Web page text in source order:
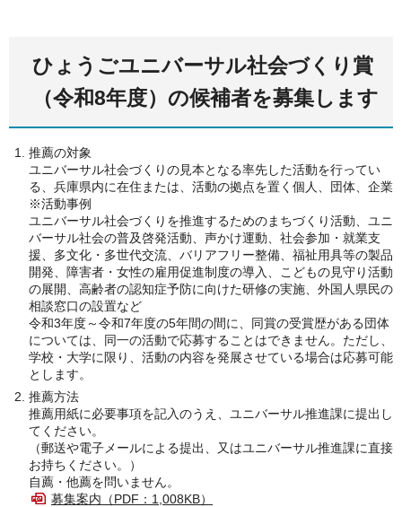
ひょうごユニバーサル社会づくり賞
（令和8年度）の候補者を募集します
推薦の対象
ユニバーサル社会づくりの見本となる率先した活動を行ってい
る、兵庫県内に在住または、活動の拠点を置く個人、団体、企業
※活動事例
ユニバーサル社会づくりを推進するためのまちづくり活動、ユニ
バーサル社会の普及啓発活動、声かけ運動、社会参加・就業支
援、多文化・多世代交流、バリアフリー整備、福祉用具等の製品
開発、障害者・女性の雇用促進制度の導入、こどもの見守り活動
の展開、高齢者の認知症予防に向けた研修の実施、外国人県民の
相談窓口の設置など
令和3年度～令和7年度の5年間の間に、同賞の受賞歴がある団体
については、同一の活動で応募することはできません。ただし、
学校・大学に限り、活動の内容を発展させている場合は応募可能
とします。
推薦方法
推薦用紙に必要事項を記入のうえ、ユニバーサル推進課に提出し
てください。
（郵送や電子メールによる提出、又はユニバーサル推進課に直接
お持ちください。）
自薦・他薦を問いません。
募集案内（PDF：1,008KB）